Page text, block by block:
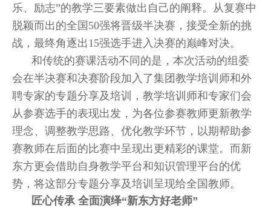
乐、励志”的教学三要素做出自己的阐释。从复赛中
脱颖而出的全国50强将晋级半决赛，接受全新的挑
战，最终角逐出15强选手进入决赛的巅峰对决。
和传统的赛课活动不同的是，本次活动的组委
会在半决赛和决赛阶段加入了集团教学培训师和外
聘专家的专题分享及培训，教学培训师和专家们会
从参赛选手的表现出发，为各位参赛教师更新教学
理念、调整教学思路、优化教学环节，以期帮助参
赛教师在后面的比赛中呈现出更精彩的课堂。而新
东方更会借助自身教学平台和知识管理平台的优
势，将这部分专题分享及培训呈现给全国教师。
匠心传承 全面演绎“新东方好老师”